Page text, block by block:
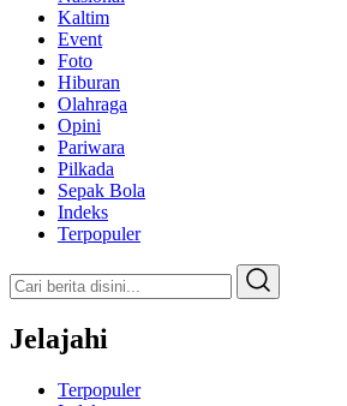
Kaltim
Event
Foto
Hiburan
Olahraga
Opini
Pariwara
Pilkada
Sepak Bola
Indeks
Terpopuler
Jelajahi
Terpopuler